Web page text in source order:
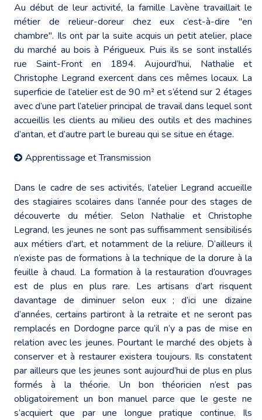
Au début de leur activité, la famille Lavène travaillait le
métier de relieur-doreur chez eux c’est-à-dire "en
chambre". Ils ont par la suite acquis un petit atelier, place
du marché au bois à Périgueux. Puis ils se sont installés
rue Saint-Front en 1894. Aujourd’hui, Nathalie et
Christophe Legrand exercent dans ces mêmes locaux. La
superficie de l’atelier est de 90 m² et s’étend sur 2 étages
avec d’une part l’atelier principal de travail dans lequel sont
accueillis les clients au milieu des outils et des machines
d’antan, et d’autre part le bureau qui se situe en étage.
Apprentissage et Transmission
Dans le cadre de ses activités, l’atelier Legrand accueille
des stagiaires scolaires dans l’année pour des stages de
découverte du métier. Selon Nathalie et Christophe
Legrand, les jeunes ne sont pas suffisamment sensibilisés
aux métiers d’art, et notamment de la reliure. D’ailleurs il
n’existe pas de formations à la technique de la dorure à la
feuille à chaud. La formation à la restauration d’ouvrages
est de plus en plus rare. Les artisans d’art risquent
davantage de diminuer selon eux ; d’ici une dizaine
d’années, certains partiront à la retraite et ne seront pas
remplacés en Dordogne parce qu’il n’y a pas de mise en
relation avec les jeunes. Pourtant le marché des objets à
conserver et à restaurer existera toujours. Ils constatent
par ailleurs que les jeunes sont aujourd’hui de plus en plus
formés à la théorie. Un bon théoricien n’est pas
obligatoirement un bon manuel parce que le geste ne
s’acquiert que par une longue pratique continue. Ils